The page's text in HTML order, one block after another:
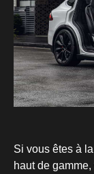
Si vous êtes à
haut de